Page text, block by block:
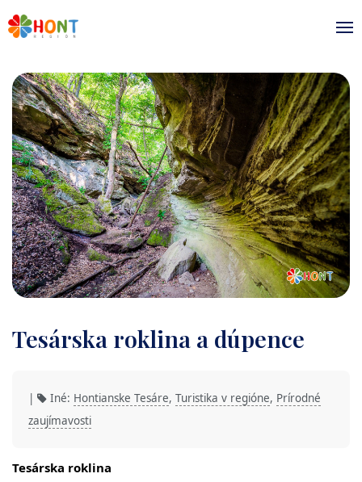
Tesárska roklina a dúpence
| Iné: Hontianske Tesáre, Turistika v regióne, Prírodné
zaujímavosti
Tesárska roklina